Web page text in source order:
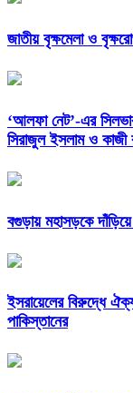
জাতীয় বৃক্ষমেলা ও
‘আলফা নেট’-এর
সিরাজুল ইসলাম ও কাজী
বগুড়ায় মহাসড়কে
ইসরায়েলের বিরুদ্ধে
পাকিস্তানের